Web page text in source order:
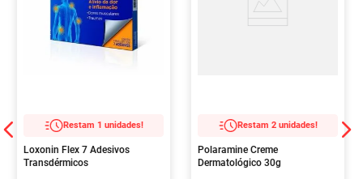
Restam 1 unidades!
Loxonin Flex 7 Adesivos
Transdérmicos
Restam 2 unidades!
Polaramine Creme
Dermatológico 30g